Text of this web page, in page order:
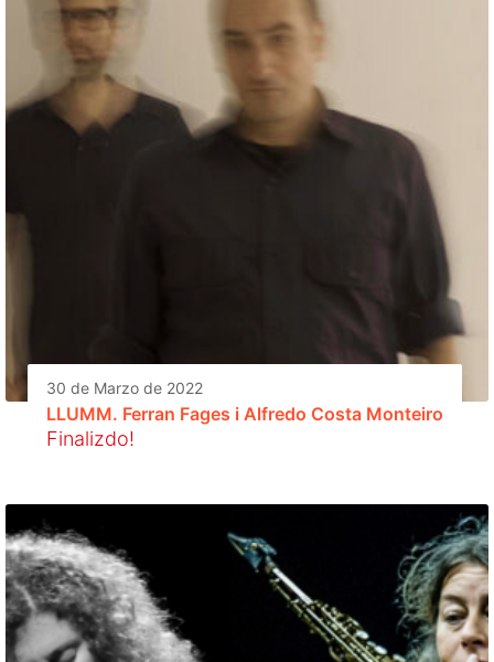
30 de Marzo de 2022
LLUMM. Ferran Fages i Alfredo Costa Monteiro
Finalizdo!